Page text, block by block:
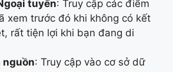
tuyến: Truy cập các điểm
xem trước đó khi không có kết
rất tiện lợi khi bạn đang di
nguồn: Truy cập vào cơ sở dữ